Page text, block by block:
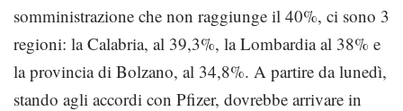
somministrazione che non raggiunge il 40%, ci sono 3
regioni: la Calabria, al 39,3%, la Lombardia al 38% e
la provincia di Bolzano, al 34,8%. A partire da lunedì,
stando agli accordi con Pfizer, dovrebbe arrivare in